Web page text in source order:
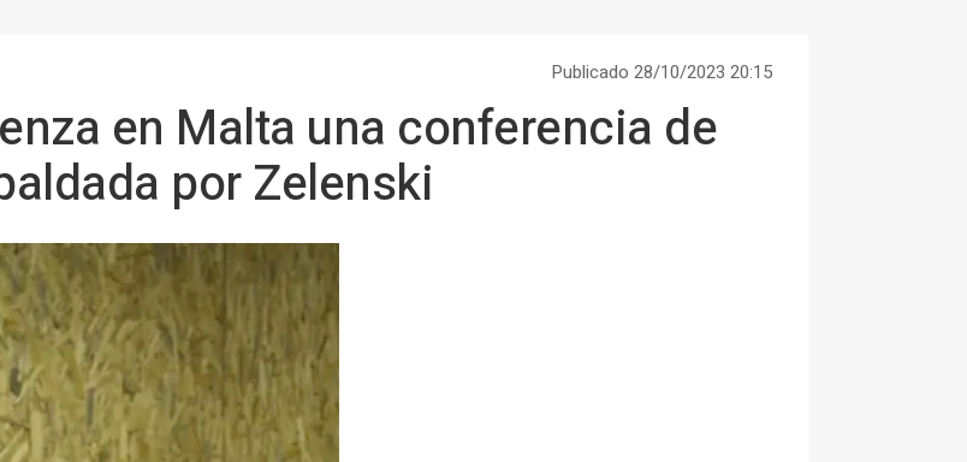
Publicado 28/10/2023 20:15
en Malta una conferencia de
por Zelenski